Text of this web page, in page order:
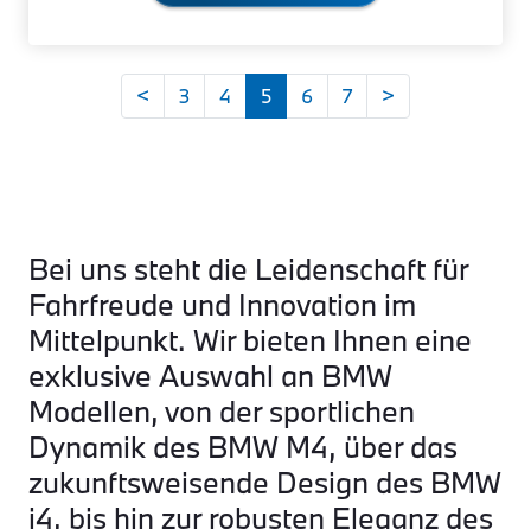
< 3 4 5 6 7 >
Bei uns steht die Leidenschaft für
Fahrfreude und Innovation im
Mittelpunkt. Wir bieten Ihnen eine
exklusive Auswahl an BMW
Modellen, von der sportlichen
Dynamik des BMW M4, über das
zukunftsweisende Design des BMW
i4, bis hin zur robusten Eleganz des